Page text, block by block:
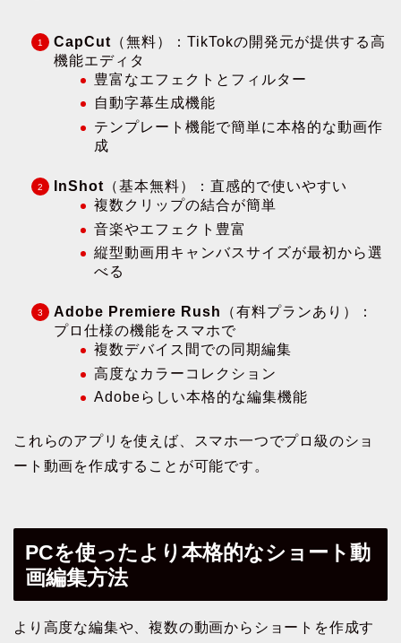
CapCut （無料）：TikTokの開発元が提供する高
機能エディタ
豊富なエフェクトとフィルター
自動字幕生成機能
テンプレート機能で簡単に本格的な動画作
成
InShot （基本無料）：直感的で使いやすい
複数クリップの結合が簡単
音楽やエフェクト豊富
縦型動画用キャンバスサイズが最初から選
べる
Adobe Premiere Rush
（有料プランあり）：
プロ仕様の機能をスマホで
複数デバイス間での同期編集
高度なカラーコレクション
Adobeらしい本格的な編集機能
これらのアプリを使えば、スマホ一つでプロ級のショ
ート動画を作成することが可能です。
PCを使ったより本格的なショート動
画編集方法
より高度な編集や、複数の動画からショートを作成す